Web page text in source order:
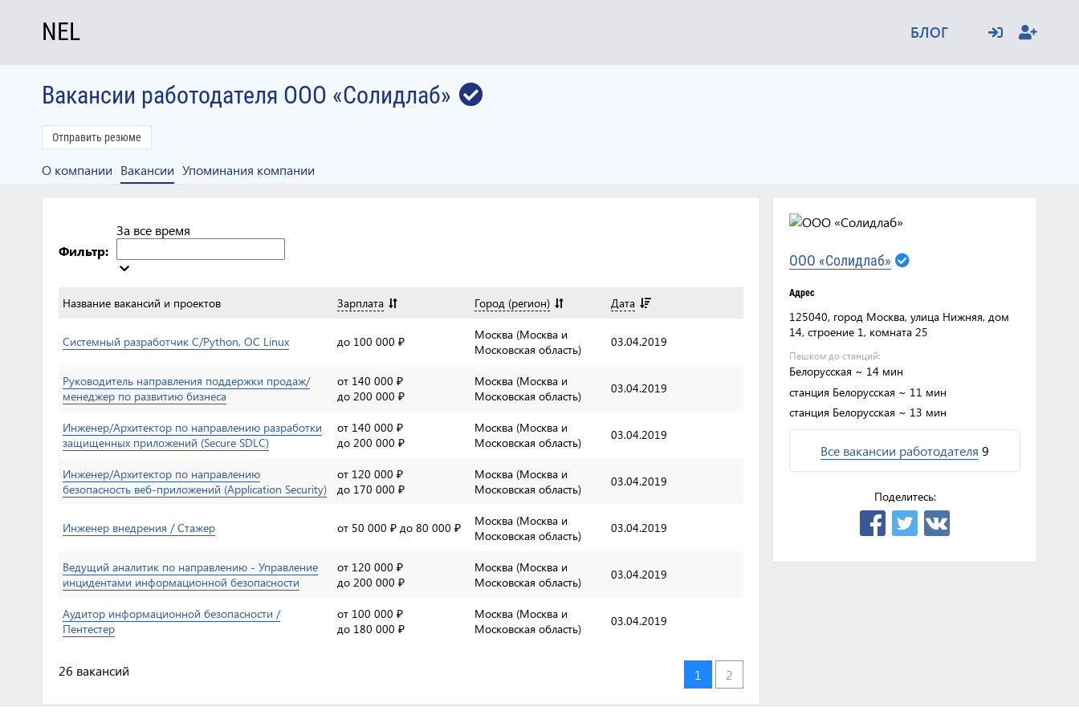
NEL БЛОГ
Вакансии работодателя ООО «Солидлаб»
Отправить резюме
О компании Вакансии Упоминания компании
Фильтр:
За все время
Название вакансий и проектов Зарплата Город (регион) Дата
Системный разработчик C/Python, ОС Linux до 100 000 ₽
Москва (Москва и
Московская область)
03.04.2019
Руководитель направления поддержки продаж/
менеджер по развитию бизнеса
от 140 000 ₽
до 200 000 ₽
Москва (Москва и
Московская область)
03.04.2019
Инженер/Архитектор по направлению разработки
защищенных приложений (Secure SDLC)
от 140 000 ₽
до 200 000 ₽
Москва (Москва и
Московская область)
03.04.2019
Инженер/Архитектор по направлению
безопасность веб-приложений (Application Security)
от 120 000 ₽
до 170 000 ₽
Москва (Москва и
Московская область)
03.04.2019
Инженер внедрения / Стажер от 50 000 ₽ до 80 000 ₽
Москва (Москва и
Московская область)
03.04.2019
Ведущий аналитик по направлению - Управление
инцидентами информационной безопасности
от 120 000 ₽
до 200 000 ₽
Москва (Москва и
Московская область)
03.04.2019
Аудитор информационной безопасности /
Пентестер
от 100 000 ₽
до 180 000 ₽
Москва (Москва и
Московская область)
03.04.2019
26 вакансий 1 2
ООО «Солидлаб»
Адрес
125040, город Москва, улица Нижняя, дом
14, строение 1, комната 25
Пешком до станций:
Белорусская ~ 14 мин
станция Белорусская ~ 11 мин
станция Белорусская ~ 13 мин
Все вакансии работодателя 9
Поделитесь: